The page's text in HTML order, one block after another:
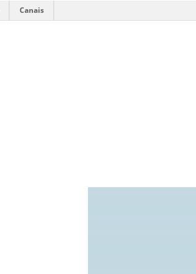
Canais